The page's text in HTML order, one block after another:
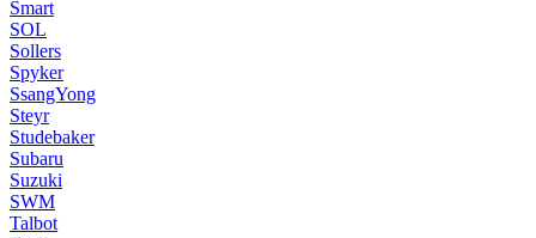
Smart
SOL
Sollers
Spyker
SsangYong
Steyr
Studebaker
Subaru
Suzuki
SWM
Talbot